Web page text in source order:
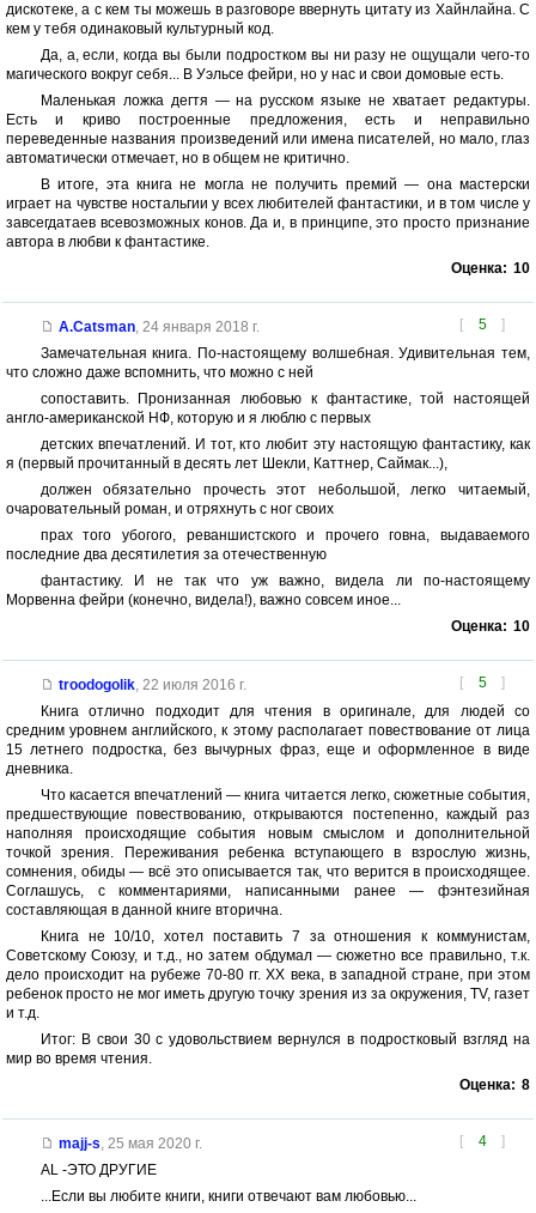
дискотеке, а с кем ты можешь в разговоре ввернуть цитату из Хайнлайна. С
кем у тебя одинаковый культурный код.
Да, а, если, когда вы были подростком вы ни разу не ощущали чего-то
магического вокруг себя... В Уэльсе фейри, но у нас и свои домовые есть.
Маленькая ложка дегтя — на русском языке не хватает редактуры.
Есть и криво построенные предложения, есть и неправильно
переведенные названия произведений или имена писателей, но мало, глаз
автоматически отмечает, но в общем не критично.
В итоге, эта книга не могла не получить премий — она мастерски
играет на чувстве ностальгии у всех любителей фантастики, и в том числе у
завсегдатаев всевозможных конов. Да и, в принципе, это просто признание
автора в любви к фантастике.
Оценка: 10
[ 5 ]
A.Catsman, 24 января 2018 г.
Замечательная книга. По-настоящему волшебная. Удивительная тем,
что сложно даже вспомнить, что можно с ней
сопоставить. Пронизанная любовью к фантастике, той настоящей
англо-американской НФ, которую и я люблю с первых
детских впечатлений. И тот, кто любит эту настоящую фантастику, как
я (первый прочитанный в десять лет Шекли, Каттнер, Саймак...),
должен обязательно прочесть этот небольшой, легко читаемый,
очаровательный роман, и отряхнуть с ног своих
прах того убогого, реваншистского и прочего говна, выдаваемого
последние два десятилетия за отечественную
фантастику. И не так что уж важно, видела ли по-настоящему
Морвенна фейри (конечно, видела!), важно совсем иное...
Оценка: 10
[ 5 ]
troodogolik, 22 июля 2016 г.
Книга отлично подходит для чтения в оригинале, для людей со
средним уровнем английского, к этому располагает повествование от лица
15 летнего подростка, без вычурных фраз, еще и оформленное в виде
дневника.
Что касается впечатлений — книга читается легко, сюжетные события,
предшествующие повествованию, открываются постепенно, каждый раз
наполняя происходящие события новым смыслом и дополнительной
точкой зрения. Переживания ребенка вступающего в взрослую жизнь,
сомнения, обиды — всё это описывается так, что верится в происходящее.
Соглашусь, с комментариями, написанными ранее — фэнтезийная
составляющая в данной книге вторична.
Книга не 10/10, хотел поставить 7 за отношения к коммунистам,
Советскому Союзу, и т.д., но затем обдумал — сюжетно все правильно, т.к.
дело происходит на рубеже 70-80 гг. XX века, в западной стране, при этом
ребенок просто не мог иметь другую точку зрения из за окружения, TV, газет
и т.д.
Итог: В свои 30 с удовольствием вернулся в подростковый взгляд на
мир во время чтения.
Оценка: 8
[ 4 ]
majj-s, 25 мая 2020 г.
АL -ЭТО ДРУГИЕ
...Если вы любите книги, книги отвечают вам любовью...